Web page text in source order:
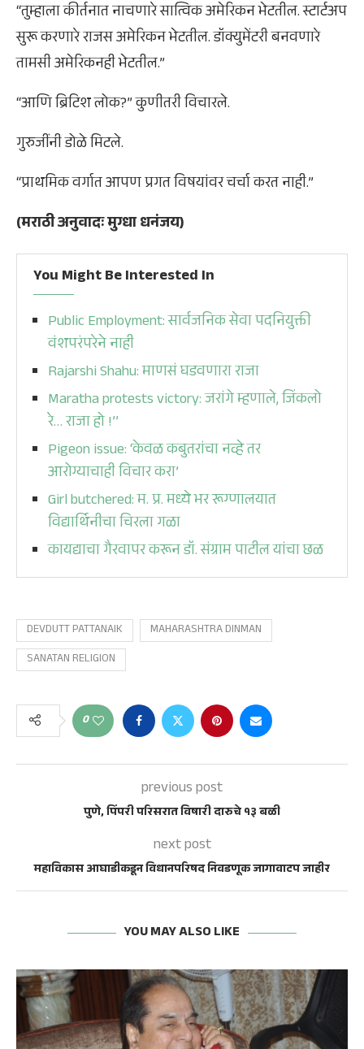
“तुम्हाला कीर्तनात नाचणारे सात्विक अमेरिकन भेटतील. स्टार्टअप
सुरू करणारे राजस अमेरिकन भेटतील. डॉक्युमेंटरी बनवणारे
तामसी अमेरिकनही भेटतील.”
“आणि ब्रिटिश लोक?” कुणीतरी विचारले.
गुरुजींनी डोळे मिटले.
“प्राथमिक वर्गात आपण प्रगत विषयांवर चर्चा करत नाही.”
(मराठी अनुवादः मुग्धा धनंजय)
You Might Be Interested In
Public Employment: सार्वजनिक सेवा पदनियुक्ती
वंशपरंपरेने नाही
Rajarshi Shahu: माणसं घडवणारा राजा
Maratha protests victory: जरांगे म्हणाले, जिंकलो
रे… राजा हो !’’
Pigeon issue: ‘केवळ कबुतरांचा नव्हे तर
आरोग्याचाही विचार करा’
Girl butchered: म. प्र. मध्ये भर रूग्णालयात
विद्यार्थिनीचा चिरला गळा
कायद्याचा गैरवापर करून डॉ. संग्राम पाटील यांचा छळ
DEVDUTT PATTANAIK
MAHARASHTRA DINMAN
SANATAN RELIGION
0
previous post
पुणे, पिंपरी परिसरात विषारी दारुचे १३ बळी
next post
महाविकास आघाडीकडून विधानपरिषद निवडणूक जागावाटप जाहीर
YOU MAY ALSO LIKE